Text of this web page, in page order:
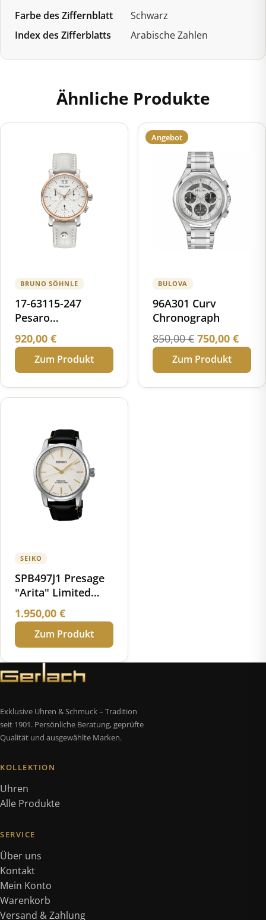
Farbe des Ziffernblatt
Schwarz
Index des Zifferblatts
Arabische Zahlen
Ähnliche Produkte
BRUNO SÖHNLE
17-63115-247
Pesaro
Chronograph small
920,00 €
Zum Produkt
Angebot
BULOVA
96A301 Curv
Chronograph
850,00€
Preis
war:
850,00 €
750,00 €
Preis
ist:
Zum Produkt
SEIKO
SPB497J1 Presage
"Arita" Limited
Edition Automatik
Porzellan
Zifferblatt
1.950,00 €
Zum Produkt
Exklusive Uhren & Schmuck – Tradition
seit 1901. Persönliche Beratung, geprüfte
Qualität und ausgewählte Marken.
KOLLEKTION
Uhren
Alle Produkte
SERVICE
Über uns
Kontakt
Mein Konto
Warenkorb
Versand & Zahlung